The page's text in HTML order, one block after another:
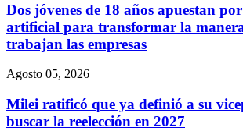
Dos jóvenes de 18 años apuestan
artificial para transformar la
trabajan las empresas
Agosto 05, 2026
Milei ratificó que ya definió a su
buscar la reelección en 2027